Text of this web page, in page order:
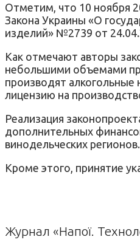
Отметим, что 10 ноября
Закона Украины «О
изделий» №2739 от
Как отмечают авторы
небольшими объемами
производят алкогольные
лицензию на
Реализация
дополнительных
винодельческих регионов.
Кроме этого, принятие
Журнал «Напої.